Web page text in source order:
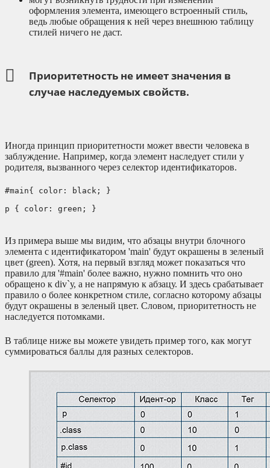
оформления элемента, имеющего встроенный стиль,
ведь любые обращения к ней через внешнюю таблицу
стилей ничего не даст.
Приоритетность не имеет значения в
случае наследуемых свойств.
Иногда принцип приоритетности может ввести человека в
заблуждение. Например, когда элемент наследует стили у
родителя, вызванного через селектор идентификаторов.
#main{ color: black; }
p { color: green; }
Из примера выше мы видим, что абзацы внутри блочного
элемента с идентификатором 'main' будут окрашены в зеленый
цвет (green). Хотя, на первый взгляд может показаться что
правило для '#main' более важно, нужно помнить что оно
обращено к div`у, а не напрямую к абзацу. И здесь срабатывает
правило о более конкретном стиле, согласно которому абзацы
будут окрашены в зеленый цвет. Словом, приоритетность не
наследуется потомками.
В таблице ниже вы можете увидеть пример того, как могут
суммироваться баллы для разных селекторов.